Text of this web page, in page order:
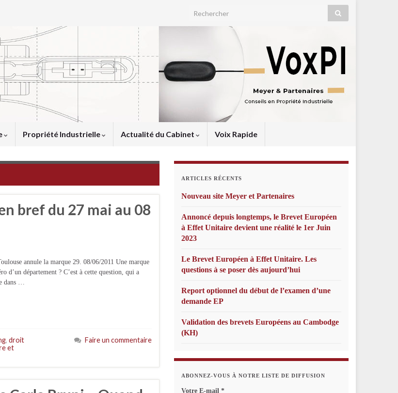
Search for:
Propriété Industrielle Actualité du Cabinet Voix Rapide
bref du 27 mai au 08
annule la marque 29. 08/06/2011 Une marque
d’un département ? C’est à cette question, qui a
dans …
, droit
et
Faire un commentaire
ARTICLES RÉCENTS
Nouveau site Meyer et Partenaires
Annoncé depuis longtemps, le Brevet Européen
à Effet Unitaire devient une réalité le 1er Juin
2023
Le Brevet Européen à Effet Unitaire. Les
questions à se poser dès aujourd’hui
Report optionnel du début de l’examen d’une
demande EP
Validation des brevets Européens au Cambodge
(KH)
ABONNEZ-VOUS À NOTRE LISTE DE DIFFUSION
Votre E-mail *